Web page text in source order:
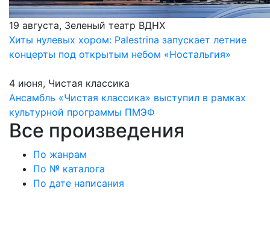
19 августа, Зеленый театр ВДНХ
Хиты нулевых хором: Palestrina запускает летние
концерты под открытым небом «Ностальгия»
4 июня, Чистая классика
Ансамбль «Чистая классика» выступил в рамках
культурной программы ПМЭФ
Все произведения
По жанрам
По № каталога
По дате написания